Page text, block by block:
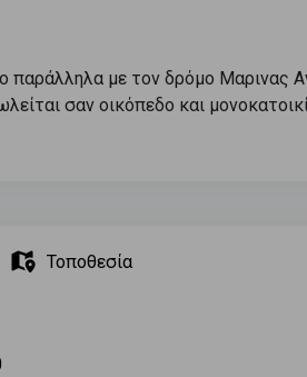
παράλληλα με τον δρόμο Μαρινας
σαν οικόπεδο και
Τοποθεσία